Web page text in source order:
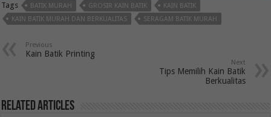
Tags BATIK MURAH GROSIR KAIN BATIK
KAIN BATIK
KAIN BATIK MURAH DAN BERKUALITAS
SERAGAM BATIK MURAH
Previous
Kain Batik Printing
Next
Tips Memilih Kain Batik
Berkualitas
Related Articles